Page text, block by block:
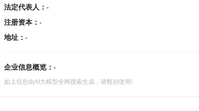
法定代表人 ： -
注册资本： -
地址： -
企业信息概览： -
如上信息由AI大模型全网搜索生成，请甄别使用!